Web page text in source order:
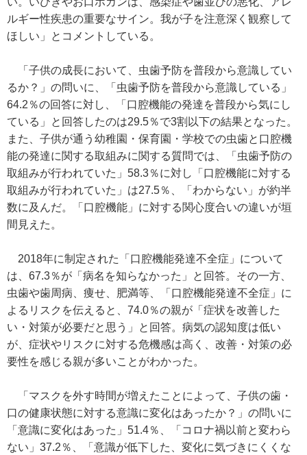
ルギー性疾患の重要なサイン。我が子を注意深く観察して
ほしい」とコメントしている。
「子供の成長において、虫歯予防を普段から意識してい
るか？」の問いに、「虫歯予防を普段から意識している」
64.2％の回答に対し、「口腔機能の発達を普段から気にし
ている」と回答したのは29.5％で3割以下の結果となった。
また、子供が通う幼稚園・保育園・学校での虫歯と口腔機
能の発達に関する取組みに関する質問では、「虫歯予防の
取組みが行われていた」58.3％に対し「口腔機能に対する
取組みが行われていた」は27.5％、「わからない」が約半
数に及んだ。「口腔機能」に対する関心度合いの違いが垣
間見えた。
2018年に制定された「口腔機能発達不全症」について
は、67.3％が「病名を知らなかった」と回答。その一方、
虫歯や歯周病、痩せ、肥満等、「口腔機能発達不全症」に
よるリスクを伝えると、74.0％の親が「症状を改善した
い・対策が必要だと思う」と回答。病気の認知度は低い
が、症状やリスクに対する危機感は高く、改善・対策の必
要性を感じる親が多いことがわかった。
「マスクを外す時間が増えたことによって、子供の歯・
口の健康状態に対する意識に変化はあったか？」の問いに
「意識に変化はあった」51.4％、「コロナ禍以前と変わら
ない」37.2％、「意識が低下した、変化に気づきにくくな